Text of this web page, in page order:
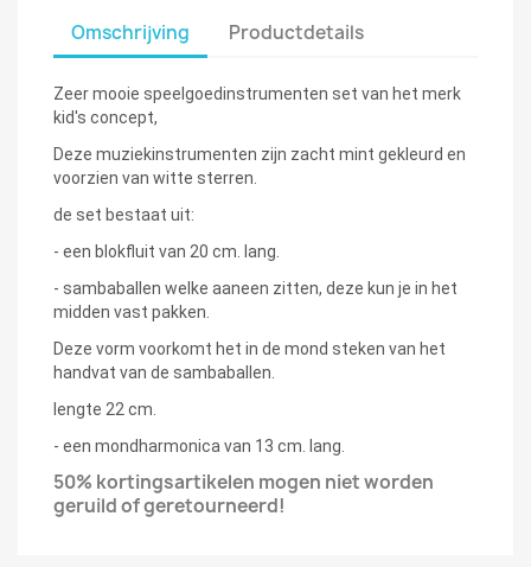
Omschrijving Productdetails
Zeer mooie speelgoedinstrumenten set van het merk
kid's concept,
Deze muziekinstrumenten zijn zacht mint gekleurd en
voorzien van witte sterren.
de set bestaat uit:
- een blokfluit van 20 cm. lang.
- sambaballen welke aaneen zitten, deze kun je in het
midden vast pakken.
Deze vorm voorkomt het in de mond steken van het
handvat van de sambaballen.
lengte 22 cm.
- een mondharmonica van 13 cm. lang.
50% kortingsartikelen mogen nietworden
geruild ofgeretourneerd!